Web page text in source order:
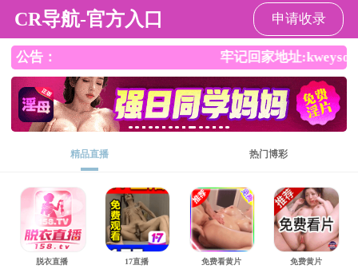
海角社区
EN
师资队伍
中国哲学